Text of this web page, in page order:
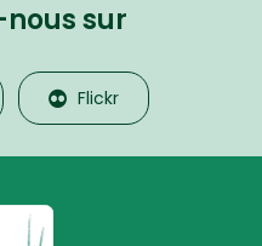
sur
Flickr
La Petite Camargue